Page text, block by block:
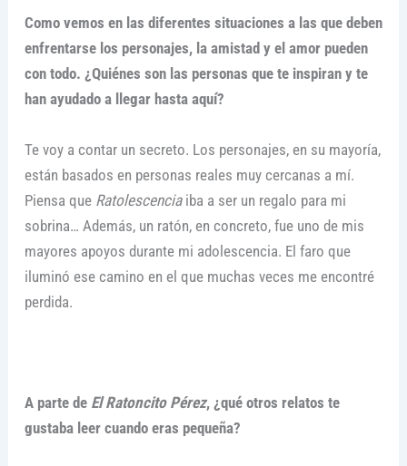
Como vemos en las diferentes situaciones a las que deben
enfrentarse los personajes, la amistad y el amor pueden
con todo. ¿Quiénes son las personas que te inspiran y te
han ayudado a llegar hasta aquí?
Te voy a contar un secreto. Los personajes, en su mayoría,
están basados en personas reales muy cercanas a mí.
Piensa que Ratolescenciaiba a ser un regalo para mi
sobrina… Además, un ratón, en concreto, fue uno de mis
mayores apoyos durante mi adolescencia. El faro que
iluminó ese camino en el que muchas veces me encontré
perdida.
A parte de El Ratoncito Pérez, ¿qué otros relatos te
gustaba leer cuando eras pequeña?